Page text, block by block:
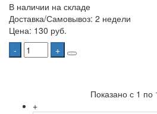
+
В наличии на складе
Доставка/Самовывоз: 2 недели
Цена: 130 руб.
-
+
Показано с 1 по